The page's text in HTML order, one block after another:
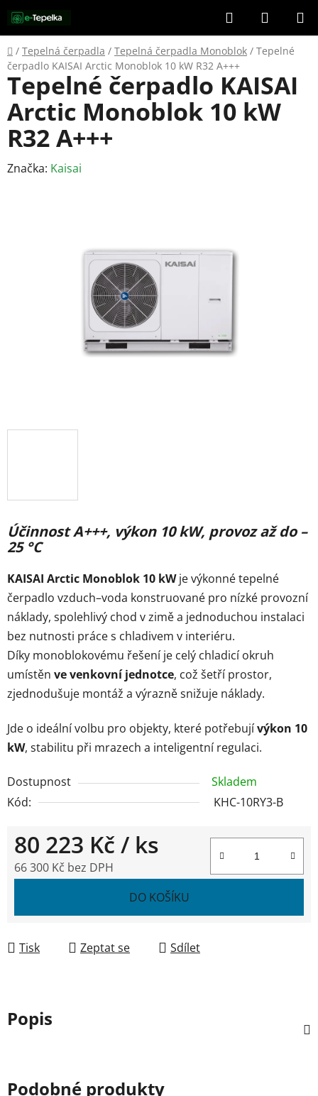
na
obsah
Hledat
KOŠÍK
Domů
/ Tepelná čerpadla / Tepelná čerpadla Monoblok / Tepelné
čerpadlo KAISAI Arctic Monoblok 10 kW R32 A+++
Účinnost A+++, výkon 10 kW, provoz až do –
25 °C
KAISAI Arctic Monoblok 10 kWje výkonné tepelné
čerpadlo vzduch–voda konstruované pro nízké provozní
náklady, spolehlivý chod v zimě a jednoduchou instalaci
bez nutnosti práce s chladivem v interiéru.
Díky monoblokovému řešení je celý chladicí okruh
umístěn ve venkovní jednotce, což šetří prostor,
zjednodušuje montáž a výrazně snižuje náklady.
Jde o ideální volbu pro objekty, které potřebujívýkon 10
kW, stabilitu při mrazech a inteligentní regulaci.
Dostupnost
Skladem
Kód:
KHC-10RY3-B
80 223 Kč / ks
66 300 Kč bez DPH
DO KOŠÍKU
Tisk Zeptat se Sdílet
Tepelné čerpadlo KAISAI
Arctic Monoblok 10 kW
R32 A+++
Značka: Kaisai
Popis
Podobné produkty